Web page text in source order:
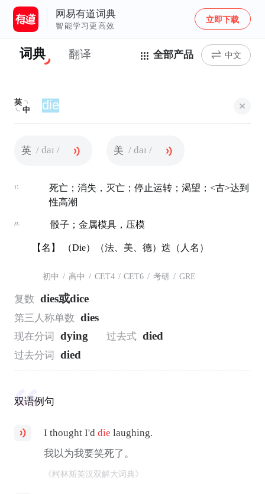
网易有道词典
智能学习更高效
立即下载
词典 翻译 全部产品 中文
英
中
英 / daɪ / 美 / daɪ /
v.
死亡；消失，灭亡；停止运转；渴望；<古>达到
性高潮
n. 骰子；金属模具，压模
【名】 （Die）（法、美、德）迭（人名）
初中 / 高中 / CET4 / CET6 / 考研 / GRE
复数 dies或dice
第三人称单数 dies
现在分词 dying 过去式 died
过去分词 died
双语例句
I thought I'ddie laughing.
我以为我要笑死了。
《柯林斯英汉双解大词典》